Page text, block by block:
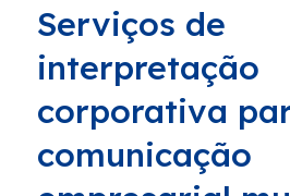
Serviços de
interpretação
corporativa
comunicação